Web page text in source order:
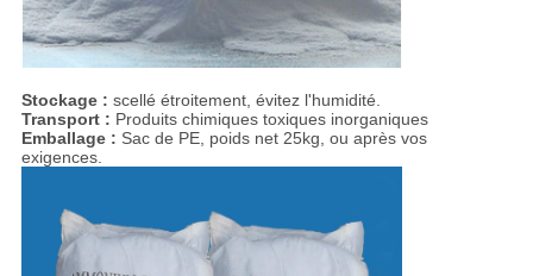
Stockage : scellé étroitement, évitez l'humidité.
Transport : Produits chimiques toxiques inorganiques
Emballage : Sac de PE, poids net 25kg, ou après vos
exigences.